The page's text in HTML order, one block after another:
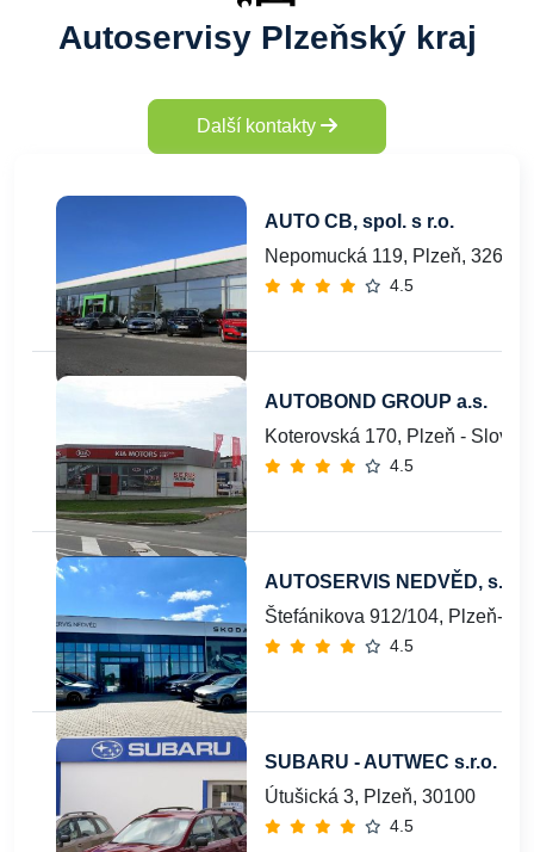
Autoservisy Plzeňský kraj
Další kontakty
AUTO CB, spol. s r.o.
Nepomucká 119, Plzeň, 32600
4.5
AUTOBOND GROUP a.s.
Koterovská 170, Plzeň -
4.5
AUTOSERVIS NEDVĚD, s.r.o.
Štefánikova 912/104, Plzeň-
4.5
SUBARU - AUTWEC s.r.o.
Útušická 3, Plzeň, 30100
4.5